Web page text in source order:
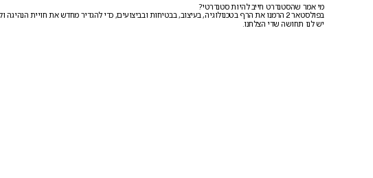
מי אמר שהסטנדרט חייב להיות סטנדרטי?
בפולסטאר2הרמנו את הרף בטכנולוגיה, בעיצוב, בבטיחות ובביצועים, כדי להגדיר מחדש את חויית הנהיגה
יש לנו תחושה שדי הצלחנו.